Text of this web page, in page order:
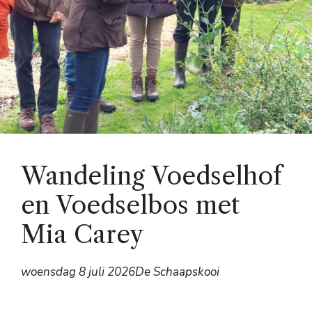
Wandeling Voedselhof
en Voedselbos met
Mia Carey
woensdag 8 juli 2026De Schaapskooi